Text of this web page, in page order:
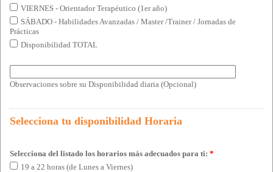
VIERNES - Orientador Terapéutico (1er año)
SÁBADO - Habilidades Avanzadas / Master /Trainer / Jornadas de
Prácticas
Disponibilidad TOTAL
Observaciones sobre su Disponibilidad diaria (Opcional)
Selecciona tu disponibilidad Horaria
Selecciona del listado los horarios más adecuados para ti: *
19 a 22 horas (de Lunes a Viernes)